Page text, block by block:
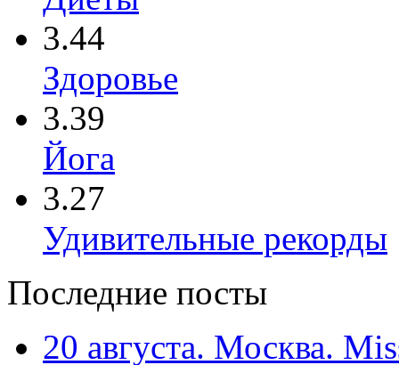
3.44
Здоровье
3.39
Йога
3.27
Удивительные рекорды
Последние посты
20 августа. Москва.